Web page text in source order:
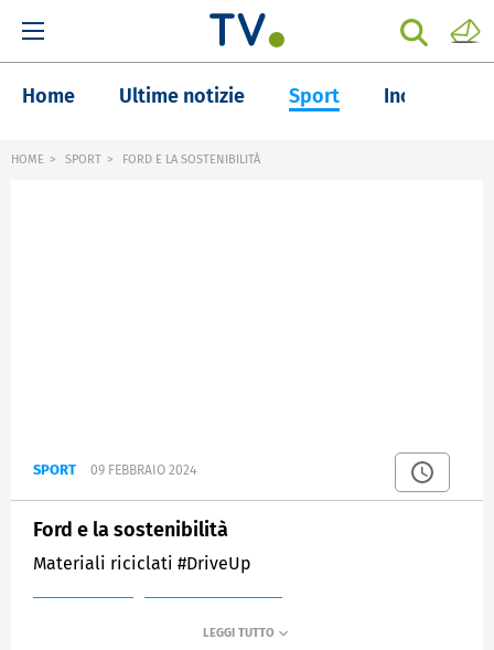
Home Ultime notizie Sport Inchieste
HOME SPORT FORD E LA SOSTENIBILITÀ
SPORT 09 FEBBRAIO 2024
Ford e la sostenibilità
Materiali riciclati #DriveUp